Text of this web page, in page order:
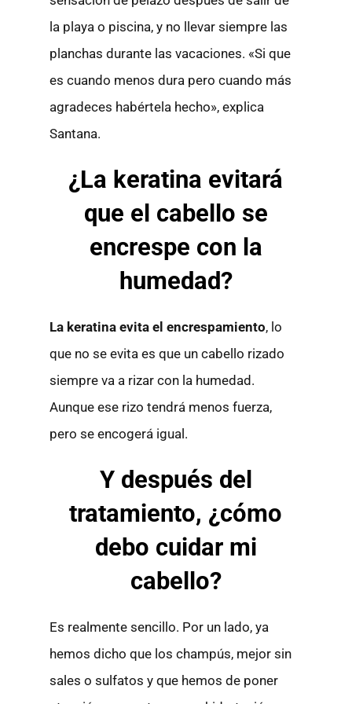
la playa o piscina, y no llevar siempre las
planchas durante las vacaciones. «Si que
es cuando menos dura pero cuando más
agradeces habértela hecho», explica
Santana.
¿La keratina evitará
que el cabello se
encrespe con la
humedad?
La keratina evita el encrespamiento, lo
que no se evita es que un cabello rizado
siempre va a rizar con la humedad.
Aunque ese rizo tendrá menos fuerza,
pero se encogerá igual.
Y después del
tratamiento, ¿cómo
debo cuidar mi
cabello?
Es realmente sencillo. Por un lado, ya
hemos dicho que los champús, mejor sin
sales o sulfatos y que hemos de poner